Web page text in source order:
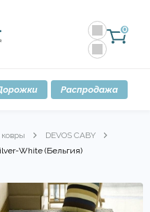
0
Распродажа
DEVOS CABY
White (Бельгия)